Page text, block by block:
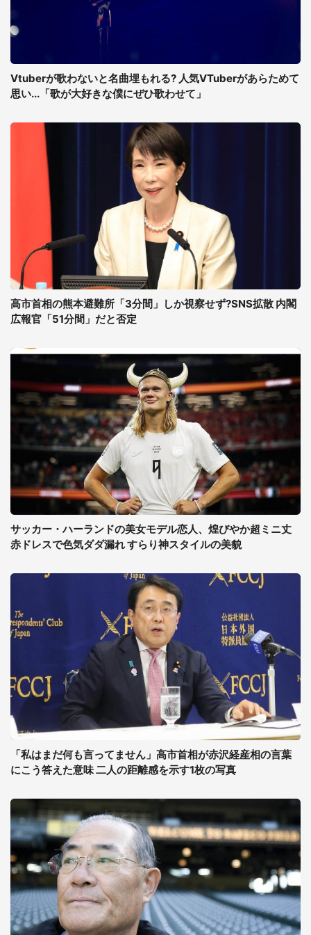
Vtuberが歌わないと名曲埋もれる? 人気VTuberがあらためて
思い...「歌が大好きな僕にぜひ歌わせて」
高市首相の熊本避難所「3分間」しか視察せず?SNS拡散 内閣
広報官「51分間」だと否定
サッカー・ハーランドの美女モデル恋人、煌びやか超ミニ丈
赤ドレスで色気ダダ漏れ すらり神スタイルの美貌
「私はまだ何も言ってません」高市首相が赤沢経産相の言葉
にこう答えた意味 二人の距離感を示す1枚の写真